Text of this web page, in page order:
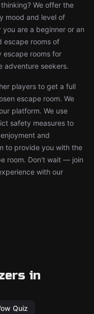
We offer the
mood and level of
are a beginner or an
escape rooms of
rooms for
adventure seekers.
players to get a full
escape room. We
platform. We use
safety measures to
and
to provide you with the
room. Don't wait — join
with our
in
Quiz